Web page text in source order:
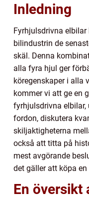
Inledning
Fyrhjulsdrivna
bilindustrin de
skäl. Denna
alla fyra hjul ger
köregenskaper i alla
kommer vi att ge en
fyrhjulsdrivna elbilar,
fordon, diskutera
skiljaktigheterna
också att titta på
mest avgörande
det gäller att köpa
En översikt